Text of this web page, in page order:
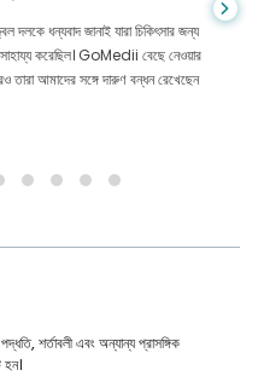
ধন্যবাদ জানাই যারা চিকিৎসার জন্য
করেছিল। GoMedii বেছে নেওয়ার
তারা আমাদের সঙ্গে দারুণ বন্ধন রেখেছেন
শর্তাবলী এবং অন্যান্য প্রাসঙ্গিক
হন।